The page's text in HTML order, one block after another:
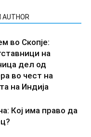
AUTHOR
во Скопје:
на
дел од
во чест на
на Индија
Кој има право да